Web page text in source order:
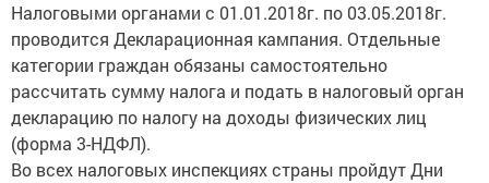
Налоговыми органами с 01.01.2018г. по 03.05.2018г.
проводится Декларационная кампания. Отдельные
категории граждан обязаны самостоятельно
рассчитать сумму налога и подать в налоговый орган
декларацию по налогу на доходы физических лиц
(форма 3-НДФЛ).
Во всех налоговых инспекциях страны пройдут Дни